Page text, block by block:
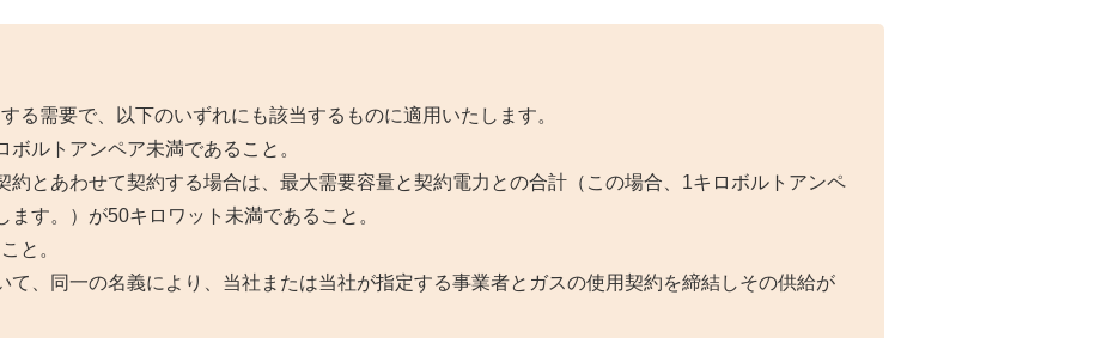
る需要で、以下のいずれにも該当するものに適用いたします。
ルトアンペア未満であること。
とあわせて契約する場合は、最大需要容量と契約電力との合計（この場合、1キロボルトアンペ
ます。）が50キロワット未満であること。
と。
て、同一の名義により、当社または当社が指定する事業者とガスの使用契約を締結しその供給が